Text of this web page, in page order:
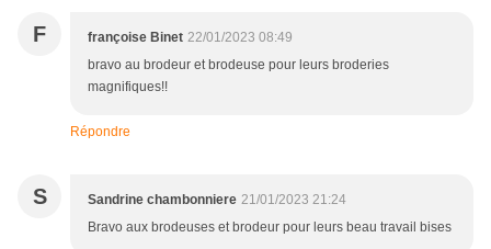
F françoise Binet 22/01/2023 08:49
bravo au brodeur et brodeuse pour leurs broderies
magnifiques!!
Répondre
S Sandrine chambonniere 21/01/2023 21:24
Bravo aux brodeuses et brodeur pour leurs beau travail bises